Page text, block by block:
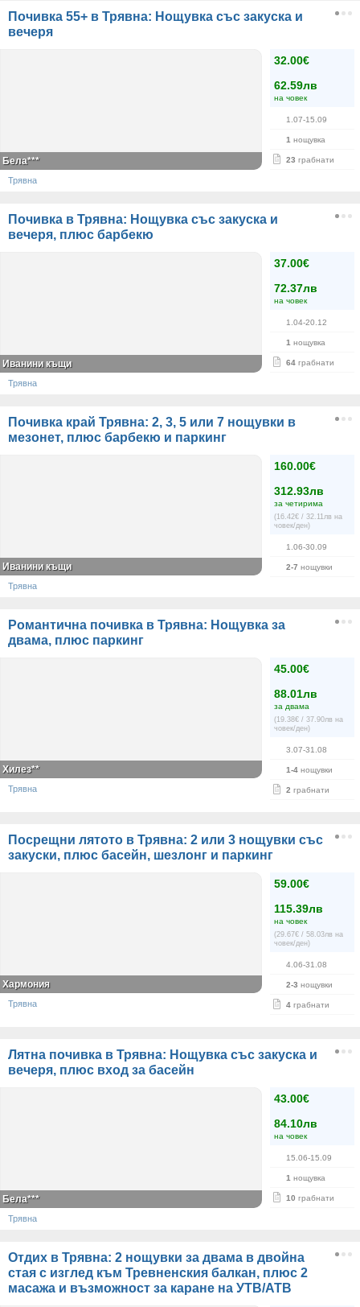
Почивка 55+ в Трявна: Нощувка със закуска и
вечеря
32.00€
62.59лв
на човек
1.07-15.09
1 нощувка
23 грабнати
Бела***
Трявна
Почивка в Трявна: Нощувка със закуска и
вечеря, плюс барбекю
37.00€
72.37лв
на човек
1.04-20.12
1 нощувка
64 грабнати
Иванини къщи
Трявна
Почивка край Трявна: 2, 3, 5 или 7 нощувки в
мезонет, плюс барбекю и паркинг
160.00€
312.93лв
за четирима
(16.42€ / 32.11лв на
човек/ден)
1.06-30.09
2-7 нощувки
Иванини къщи
Трявна
Романтична почивка в Трявна: Нощувка за
двама, плюс паркинг
45.00€
88.01лв
за двама
(19.38€ / 37.90лв на
човек/ден)
3.07-31.08
1-4 нощувки
2 грабнати
Хилез**
Трявна
Посрещни лятото в Трявна: 2 или 3 нощувки със
закуски, плюс басейн, шезлонг и паркинг
59.00€
115.39лв
на човек
(29.67€ / 58.03лв на
човек/ден)
4.06-31.08
2-3 нощувки
4 грабнати
Хармония
Трявна
Лятна почивка в Трявна: Нощувка със закуска и
вечеря, плюс вход за басейн
43.00€
84.10лв
на човек
15.06-15.09
1 нощувка
10 грабнати
Бела***
Трявна
Отдих в Трявна: 2 нощувки за двама в двойна
стая с изглед към Тревненския балкан, плюс 2
масажа и възможност за каране на УТВ/АТВ